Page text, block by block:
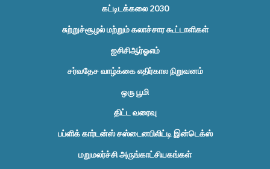
கட்டிடக்கலை 2030
சுற்றுச்சூழல் மற்றும் கலாச்சார கூட்டாளிகள்
ஐசிசிஆர்ஓஎம்
சர்வதேச வாழ்க்கை எதிர்கால நிறுவனம்
ஒரு பூமி
திட்ட வரைவு
பப்ளிக் கார்டன்ஸ் சஸ்டைனபிலிட்டி இன்டெக்ஸ்
மறுமலர்ச்சி அருங்காட்சியகங்கள்